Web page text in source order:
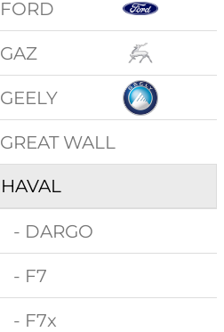
FORD
GAZ
GEELY
GREAT WALL
HAVAL
- DARGO
- F7
- F7x